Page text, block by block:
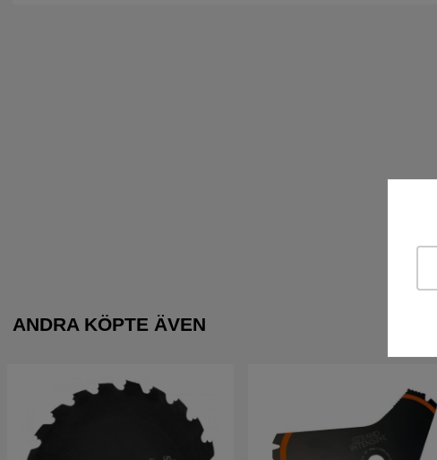
ANDRA KÖPTE ÄVEN